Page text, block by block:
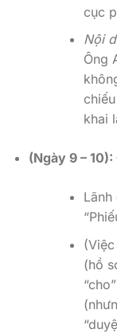
cục
Nội
Ông
khai
(Ngày 9 –
Lãnh
(hồ